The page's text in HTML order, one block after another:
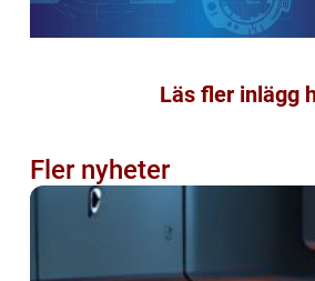
Läs fler inlägg
Fler nyheter